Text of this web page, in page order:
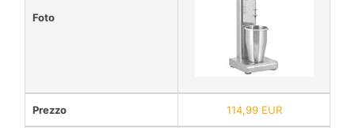
Foto
Prezzo 114,99 EUR